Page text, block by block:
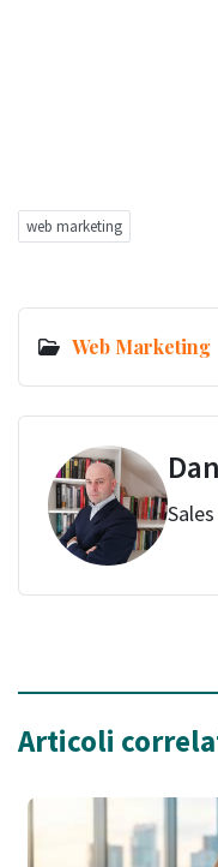
web marketing
Web Marketing
Articoli